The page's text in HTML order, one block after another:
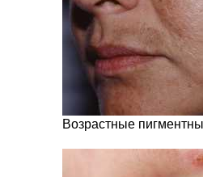
Возрастные